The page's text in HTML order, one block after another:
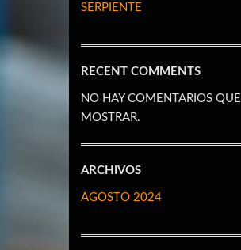
SERPIENTE
RECENT COMMENTS
NO HAY COMENTARIOS QUE
MOSTRAR.
ARCHIVOS
AGOSTO 2024